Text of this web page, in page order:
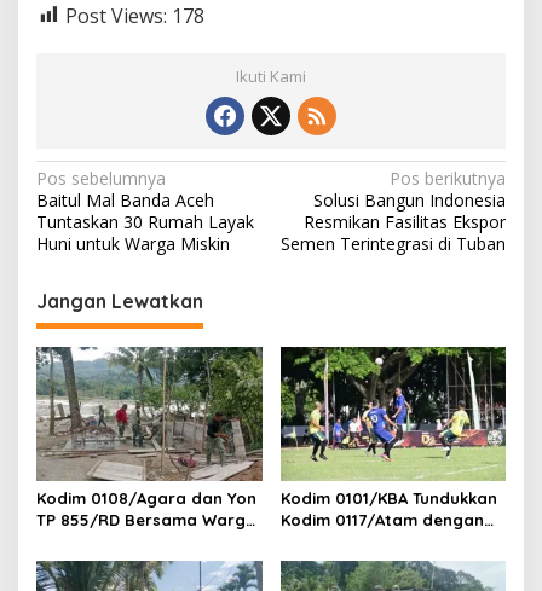
Post Views: 178
Ikuti Kami
N
a
v
i
g
a
s
i
p
o
s
Pos sebelumnya
Baitul Mal Banda Aceh
Tuntaskan 30 Rumah Layak
Huni untuk Warga Miskin
Pos berikutnya
Solusi Bangun Indonesia
Resmikan Fasilitas Ekspor
Semen Terintegrasi di Tuban
Jangan Lewatkan
Kodim 0108/Agara dan Yon
TP 855/RD Bersama Warga
Jembatan Gantung di Ds.
Lawe Ger Ger, Aceh
Kodim 0101/KBA Tundukkan
Kodim 0117/Atam dengan
Pangdam IM Cup 2026